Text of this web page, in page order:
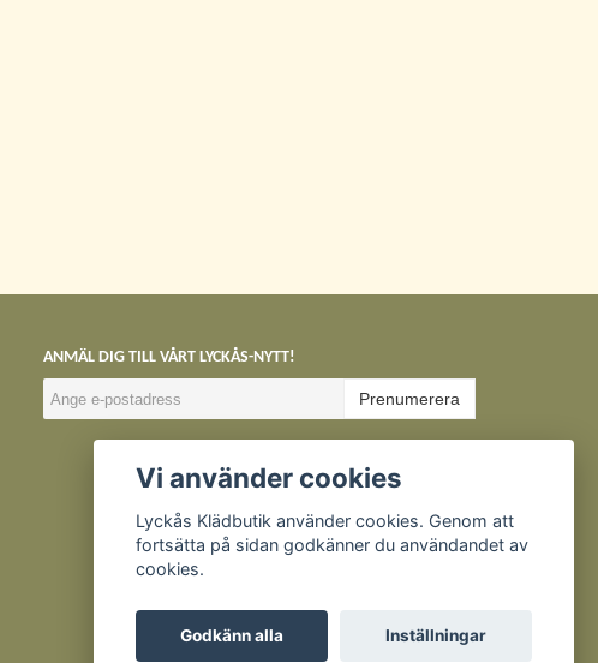
ANMÄL DIG TILL VÅRT LYCKÅS-NYTT!
Prenumerera
Vi använder cookies
Lyckås Klädbutik använder cookies. Genom att
fortsätta på sidan godkänner du användandet av
cookies.
Godkänn alla Inställningar